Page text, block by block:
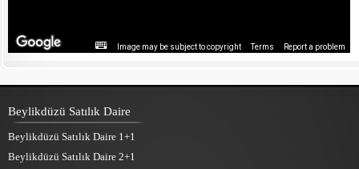
Image may be subject to copyright Terms Report a problem
Beylikdüzü Satılık Daire
Beylikdüzü Satılık Daire 1+1
Beylikdüzü Satılık Daire 2+1